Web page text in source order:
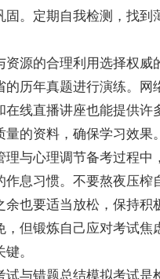
固。定期自我检测，找到
资源的合理利用选择权威
的历年真题进行演练。网
在线直播讲座也能提供许
量的资料，确保学习效果。
理与心理调节备考过程中
作息习惯。不要熬夜压榨
余也要适当放松，保持积
，但锻炼自己应对考试焦
。
试与错题总结模拟考试是